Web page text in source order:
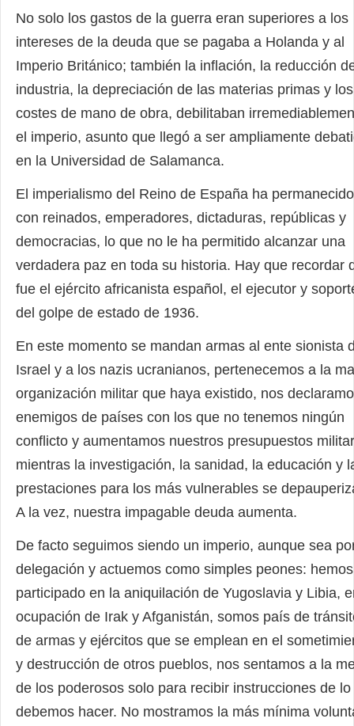
No solo los gastos de la guerra eran superiores a los
intereses de la deuda que se pagaba a Holanda y al
Imperio Británico; también la inflación, la reducción
industria, la depreciación de las materias primas y los
costes de mano de obra, debilitaban
el imperio, asunto que llegó a ser ampliamente
en la Universidad de Salamanca.
El imperialismo del Reino de España ha permanecido
con reinados, emperadores, dictaduras, repúblicas y
democracias, lo que no le ha permitido alcanzar una
verdadera paz en toda su historia. Hay que recordar
fue el ejército africanista español, el ejecutor y
del golpe de estado de 1936.
En este momento se mandan armas al ente sionista
Israel y a los nazis ucranianos, pertenecemos a la
organización militar que haya existido, nos
enemigos de países con los que no tenemos ningún
conflicto y aumentamos nuestros presupuestos
mientras la investigación, la sanidad, la educación y
prestaciones para los más vulnerables se
A la vez, nuestra impagable deuda aumenta.
De facto seguimos siendo un imperio, aunque sea
delegación y actuemos como simples peones: hemos
participado en la aniquilación de Yugoslavia y Libia,
ocupación de Irak y Afganistán, somos país de
de armas y ejércitos que se emplean en el
y destrucción de otros pueblos, nos sentamos a la
de los poderosos solo para recibir instrucciones de lo
debemos hacer. No mostramos la más mínima